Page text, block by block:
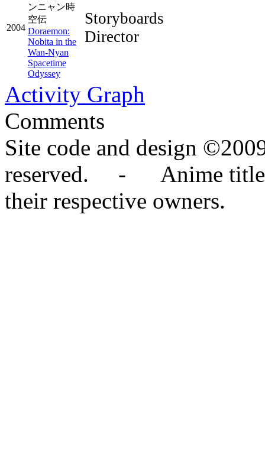
2004
ンニャン時
空伝
Doraemon:
Nobita in the
Wan-Nyan
Spacetime
Odyssey
Storyboards
Director
Activity Graph
Comments
Site code and design
reserved. - Anime titles,
their respective owners.